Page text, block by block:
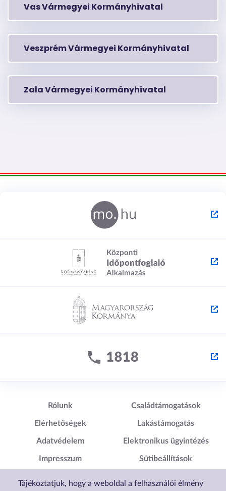
Tájékoztatjuk, hogy a weboldal a felhasználói élmény
Vas Vármegyei Kormányhivatal
Veszprém Vármegyei Kormányhivatal
Zala Vármegyei Kormányhivatal
Lábléc1
Rólunk
Elérhetőségek
Adatvédelem
Impresszum
Nyilatkozat
Lábléc2
Családtámogatások
Lakástámogatás
Elektronikus ügyintézés
Sütibeállítások